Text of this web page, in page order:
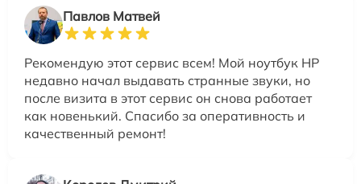
Павлов Матвей
Рекомендую этот сервис всем! Мой ноутбук HP
недавно начал выдавать странные звуки, но
после визита в этот сервис он снова работает
как новенький. Спасибо за оперативность и
качественный ремонт!